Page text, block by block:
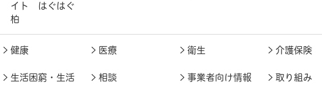
イト はぐはぐ
柏
健康 医療 衛生 介護保険
生活困窮・生活
相談 事業者向け情報 取り組み